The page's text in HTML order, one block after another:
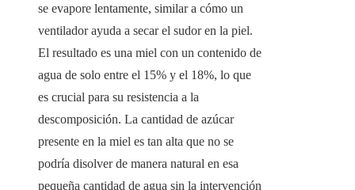
se evapore lentamente, similar a cómo un
ventilador ayuda a secar el sudor en la piel.
El resultado es una miel con un contenido de
agua de solo entre el 15% y el 18%, lo que
es crucial para su resistencia a la
descomposición. La cantidad de azúcar
presente en la miel es tan alta que no se
podría disolver de manera natural en esa
pequeña cantidad de agua sin la intervención